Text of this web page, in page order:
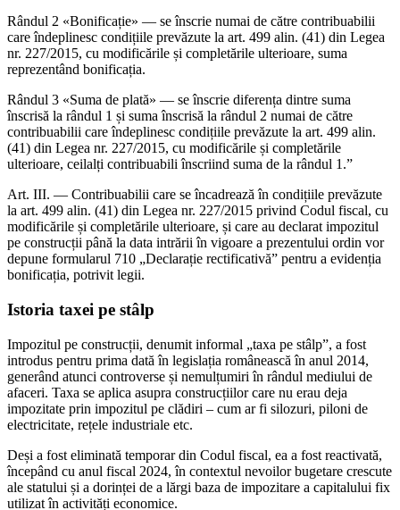
Rândul 2 «Bonificație» — se înscrie numai de către contribuabilii
care îndeplinesc condițiile prevăzute la art. 499 alin. (41) din Legea
nr. 227/2015, cu modificările și completările ulterioare, suma
reprezentând bonificația.
Rândul 3 «Suma de plată» — se înscrie diferența dintre suma
înscrisă la rândul 1 și suma înscrisă la rândul 2 numai de către
contribuabilii care îndeplinesc condițiile prevăzute la art. 499 alin.
(41) din Legea nr. 227/2015, cu modificările și completările
ulterioare, ceilalți contribuabili înscriind suma de la rândul 1.”
Art. III. — Contribuabilii care se încadrează în condițiile prevăzute
la art. 499 alin. (41) din Legea nr. 227/2015 privind Codul fiscal, cu
modificările și completările ulterioare, și care au declarat impozitul
pe construcții până la data intrării în vigoare a prezentului ordin vor
depune formularul 710 „Declarație rectificativă” pentru a evidenția
bonificația, potrivit legii.
Istoria taxei pe stâlp
Impozitul pe construcții, denumit informal „taxa pe stâlp”, a fost
introdus pentru prima dată în legislația românească în anul 2014,
generând atunci controverse și nemulțumiri în rândul mediului de
afaceri. Taxa se aplica asupra construcțiilor care nu erau deja
impozitate prin impozitul pe clădiri – cum ar fi silozuri, piloni de
electricitate, rețele industriale etc.
Deși a fost eliminată temporar din Codul fiscal, ea a fost reactivată,
începând cu anul fiscal 2024, în contextul nevoilor bugetare crescute
ale statului și a dorinței de a lărgi baza de impozitare a capitalului fix
utilizat în activități economice.